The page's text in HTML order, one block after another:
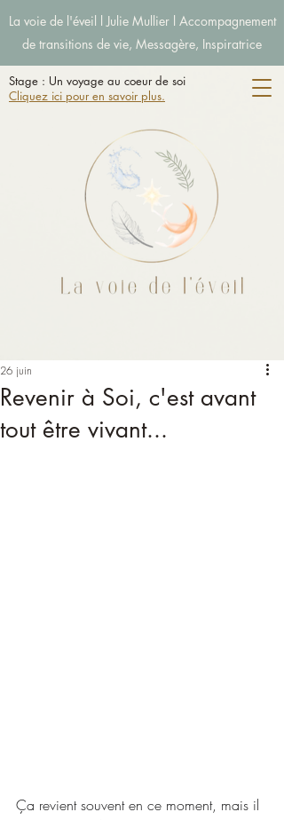
La voie de l'éveil l Julie Mullier l Accompagnement
de transitions de vie, Messagère, Inspiratrice
Stage : Un voyage au coeur de soi
Cliquez ici pour en savoir plus.
Revenir à Soi, c'est avant
tout être vivant...
26 juin
Ça revient souvent en ce moment, mais il